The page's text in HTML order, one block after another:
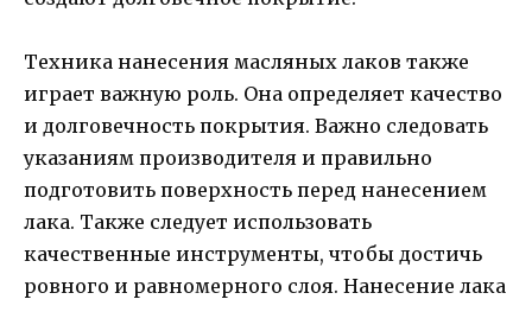
Техника нанесения масляных лаков также
играет важную роль. Она определяет качество
и долговечность покрытия. Важно следовать
указаниям производителя и правильно
подготовить поверхность перед нанесением
лака. Также следует использовать
качественные инструменты, чтобы достичь
ровного и равномерного слоя. Нанесение лака